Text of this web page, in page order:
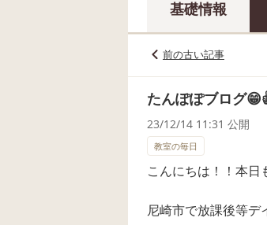
基礎情報
前の古い記事
たんぽぽブログ
23/12/14 11:31 公開
教室の毎日
こんにちは！！本
尼崎市で放課後等デ